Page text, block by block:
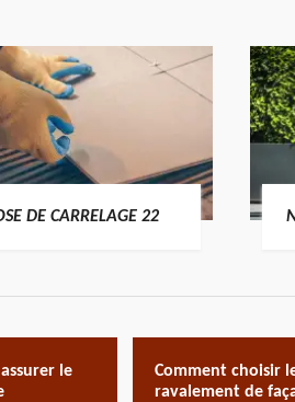
DE CARRELAGE 22
le
Comment choisir
ravalement de